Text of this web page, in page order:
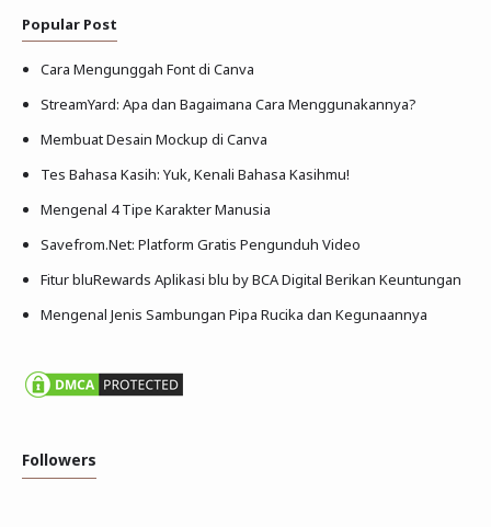
Popular Post
Cara Mengunggah Font di Canva
StreamYard: Apa dan Bagaimana Cara Menggunakannya?
Membuat Desain Mockup di Canva
Tes Bahasa Kasih: Yuk, Kenali Bahasa Kasihmu!
Mengenal 4 Tipe Karakter Manusia
Savefrom.Net: Platform Gratis Pengunduh Video
Fitur bluRewards Aplikasi blu by BCA Digital Berikan Keuntungan
Mengenal Jenis Sambungan Pipa Rucika dan Kegunaannya
Followers